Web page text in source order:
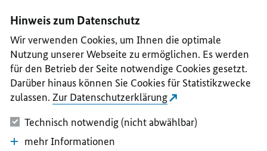
II
III
IV
V
Hinweis zum Datenschutz
Wir verwenden Cookies, um Ihnen die optimale
Nutzung unserer Webseite zu ermöglichen. Es werden
für den Betrieb der Seite notwendige Cookies gesetzt.
Darüber hinaus können Sie Cookies für Statistikzwecke
zulassen. Zur Datenschutzerklärung
Technisch notwendig (nicht abwählbar)
mehr Informationen